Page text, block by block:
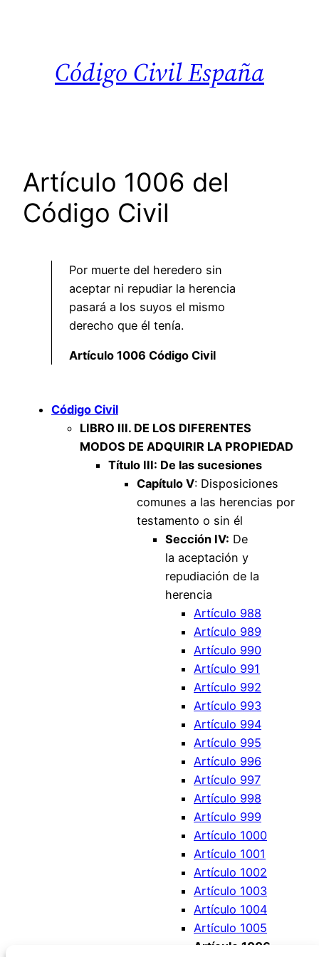
Código Civil España
Artículo 1006 del
Código Civil
Por muerte del heredero sin
aceptar ni repudiar la herencia
pasará a los suyos el mismo
derecho que él tenía.
Artículo 1006 Código Civil
Código Civil
LIBRO III. DE LOS DIFERENTES
MODOS DE ADQUIRIR LA PROPIEDAD
Título III: De las sucesiones
Capítulo V: Disposiciones
comunes a las herencias por
testamento o sin él
Sección IV: De
la aceptación y
repudiación de la
herencia
Artículo 988
Artículo 989
Artículo 990
Artículo 991
Artículo 992
Artículo 993
Artículo 994
Artículo 995
Artículo 996
Artículo 997
Artículo 998
Artículo 999
Artículo 1000
Artículo 1001
Artículo 1002
Artículo 1003
Artículo 1004
Artículo 1005
Artículo 1006